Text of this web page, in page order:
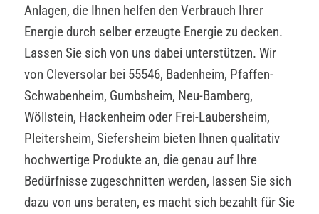
Anlagen, die Ihnen helfen den Verbrauch Ihrer
Energie durch selber erzeugte Energie zu decken.
Lassen Sie sich von uns dabei unterstützen. Wir
von Cleversolar bei 55546, Badenheim, Pfaffen-
Schwabenheim, Gumbsheim, Neu-Bamberg,
Wöllstein, Hackenheim oder Frei-Laubersheim,
Pleitersheim, Siefersheim bieten Ihnen qualitativ
hochwertige Produkte an, die genau auf Ihre
Bedürfnisse zugeschnitten werden, lassen Sie sich
dazu von uns beraten, es macht sich bezahlt für Sie